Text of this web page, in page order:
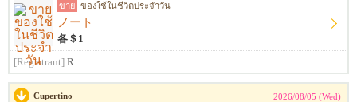
ขาย ของใช้ในชีวิตประจำวัน
ノート
各＄1
[Registrant] R
Cupertino 2026/08/05 (Wed)